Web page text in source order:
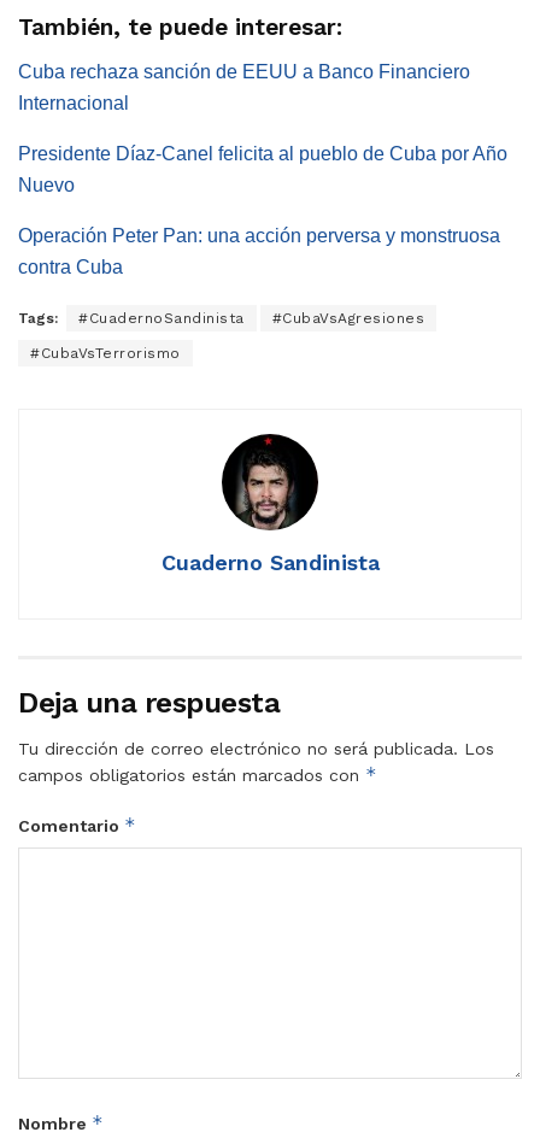
También, te puede interesar:
Cuba rechaza sanción de EEUU a Banco Financiero
Internacional
Presidente Díaz-Canel felicita al pueblo de Cuba por Año
Nuevo
Operación Peter Pan: una acción perversa y monstruosa
contra Cuba
Tags: #CuadernoSandinista #CubaVsAgresiones
#CubaVsTerrorismo
Cuaderno Sandinista
Deja una respuesta
Tu dirección de correo electrónico no será publicada. Los
campos obligatorios están marcados con *
Comentario *
Nombre *